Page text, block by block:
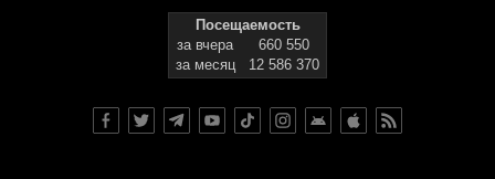
Посещаемость
за вчера
660 550
за месяц
12 586 370